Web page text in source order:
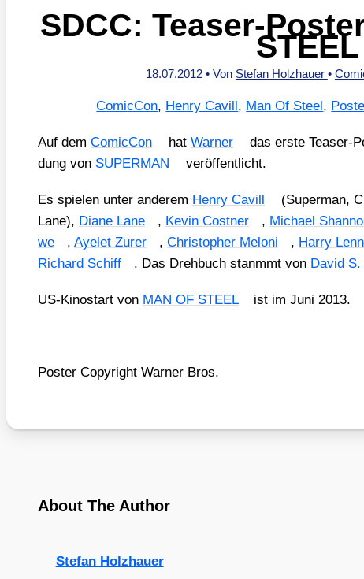
SDCC: Teaser-
STEEL
18.07.2012 • Von Stefan Holzhauer •
ComicCon, Henry Cavill , Man Of Steel ,
Auf dem Comic­Con hat War­ner das ers­te Teaser-
dung von SUPERMAN ver­öf­fent­licht.
Es spie­len unter ande­rem Hen­ry Cavill (Super­man,
Lane), Dia­ne Lane , Kevin Cos­t­ner , Micha­el
we
, Aye­let Zurer , Chris­to­pher Melo­ni , Har­ry
Richard Schiff
. Das Dreh­buch stanmmt von David
US-Kino­start von MAN OF STEEL ist im Juni 2013.
Pos­ter Copy­right War­ner Bros.
About The Author
Stefan Holzhauer